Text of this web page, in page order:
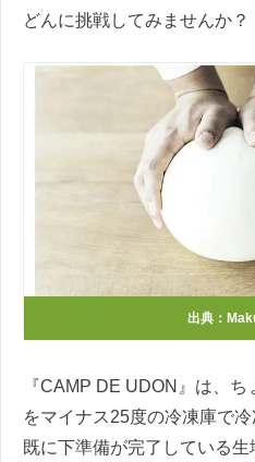
どんに挑戦してみませんか？
出典：
『CAMP DE UDON』は、
をマイナス25度の冷凍庫で冷
既に下準備が完了している